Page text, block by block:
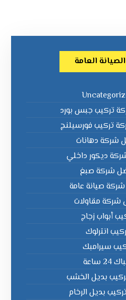
العامة
تركيب جبس بورد
تركيب فورسيلنج
شركة دهانات
ديكور داخلي
شركة صبغ
صيانة عامة
شركة مقاولات
أبواب زجاج
انترلوك
سيرامبك
ساعة
بديل الخشب
بديل الرخام